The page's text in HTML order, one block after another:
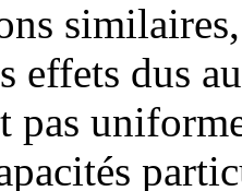
effets dus
pas